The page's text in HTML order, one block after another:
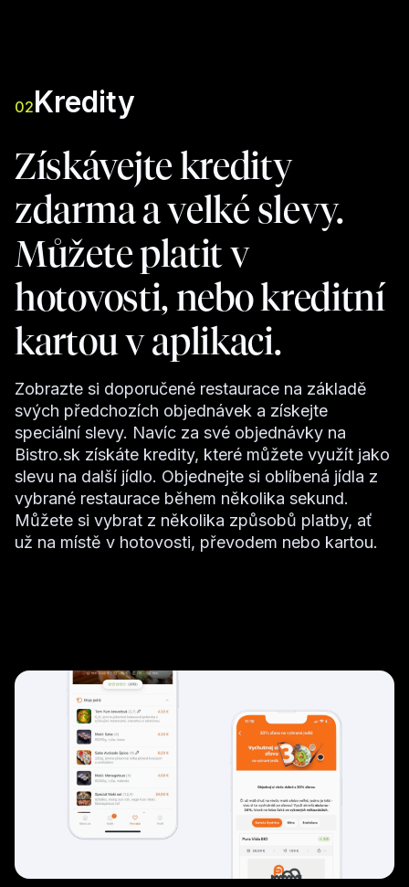
02Kredity
Získávejte kredity
zdarma a velké slevy.
Můžete platit v
hotovosti, nebo kreditní
kartou v aplikaci.
Zobrazte si doporučené restaurace na základě
svých předchozích objednávek a získejte
speciální slevy. Navíc za své objednávky na
Bistro.sk získáte kredity, které můžete využít jako
slevu na další jídlo. Objednejte si oblíbená jídla z
vybrané restaurace během několika sekund.
Můžete si vybrat z několika způsobů platby, ať
už na místě v hotovosti, převodem nebo kartou.